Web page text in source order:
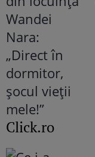
Click.ro